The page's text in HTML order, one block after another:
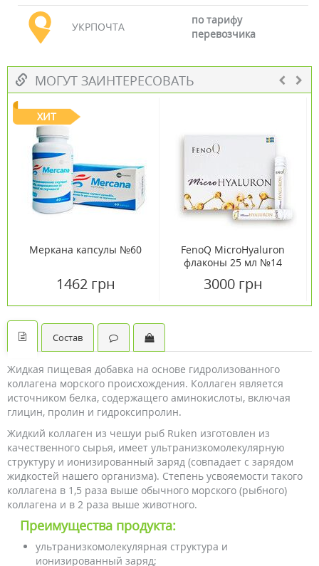
УКРПОЧТА
по тарифу
перевозчика
МОГУТ ЗАИНТЕРЕСОВАТЬ
ХИТ
Меркана капсулы №60
1462 грн
FenoQ MicroHyaluron
флаконы 25 мл №14
3000 грн
Состав
Жидкая пищевая добавка на основе гидролизованного
коллагена морского происхождения. Коллаген является
источником белка, содержащего аминокислоты, включая
глицин, пролин и гидроксипролин.
Жидкий коллаген из чешуи рыб Ruken изготовлен из
качественного сырья, имеет ультранизкомолекулярную
структуру и ионизированный заряд (совпадает с зарядом
жидкостей нашего организма). Степень усвояемости такого
коллагена в 1,5 раза выше обычного морского (рыбного)
коллагена и в 2 раза выше животного.
Преимущества продукта:
ультранизкомолекулярная структура и
ионизированный заряд;